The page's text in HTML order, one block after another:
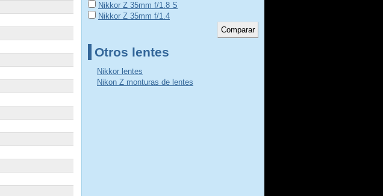
Nikkor Z 35mm f/1.8 S
Nikkor Z 35mm f/1.4
Otros lentes
Nikkor lentes
Nikon Z monturas de lentes